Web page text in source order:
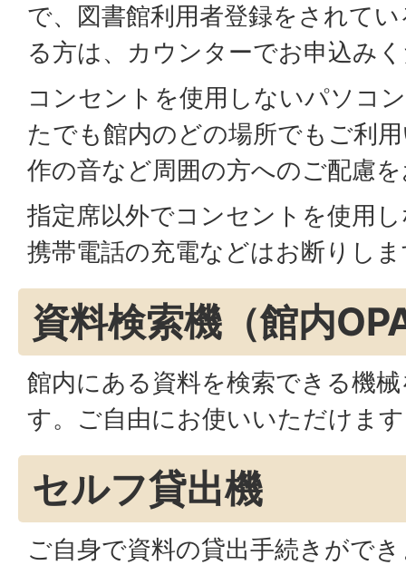
で、図書館利用者登録をされて
る方は、カウンターでお申込み
コンセントを使用しないパソコ
たでも館内のどの場所でもご利
作の音など周囲の方へのご配慮
指定席以外でコンセントを使用
携帯電話の充電などはお断りし
資料検索機（館内
館内にある資料を検索できる機
す。ご自由にお使いいただけま
セルフ貸出機
ご自身で資料の貸出手続きがで